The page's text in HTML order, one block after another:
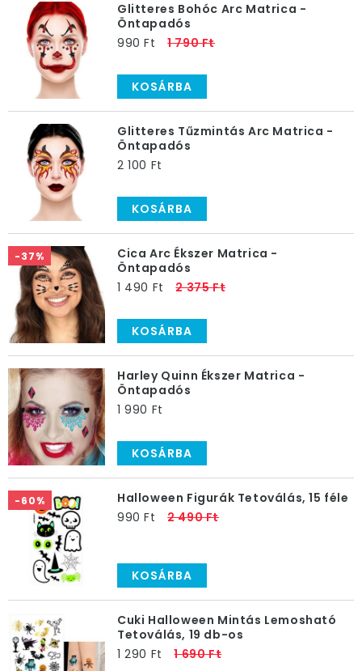
Glitteres Bohóc Arc Matrica -
Öntapadós
990 Ft
1 790 Ft
KOSÁRBA
Glitteres Tűzmintás Arc Matrica -
Öntapadós
2 100 Ft
KOSÁRBA
-37%
Cica Arc Ékszer Matrica -
Öntapadós
1 490 Ft
2 375 Ft
KOSÁRBA
Harley Quinn Ékszer Matrica -
Öntapadós
1 990 Ft
KOSÁRBA
-60%
Halloween Figurák Tetoválás, 15 féle
990 Ft
2 490 Ft
KOSÁRBA
Cuki Halloween Mintás Lemosható
Tetoválás, 19 db-os
1 290 Ft
1 690 Ft